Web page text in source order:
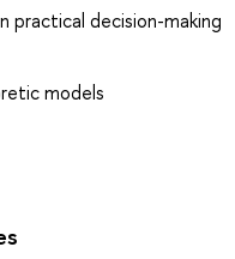
practical decision-making
models